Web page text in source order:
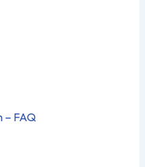
– FAQ